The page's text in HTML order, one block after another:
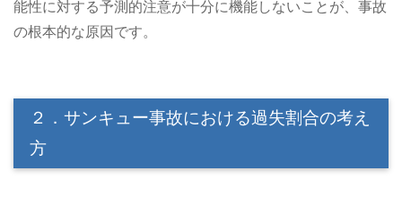
能性に対する予測的注意が十分に機能しないことが、事故
の根本的な原因です。
２．サンキュー事故における過失割合の考え
方